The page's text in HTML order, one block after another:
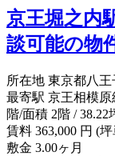
京王堀之内
談可能の物
所在地 東京都八王
最寄駅 京王相模原
階/面積 2階 / 38.22
賃料 363,000 円 (坪
敷金 3.00ヶ月